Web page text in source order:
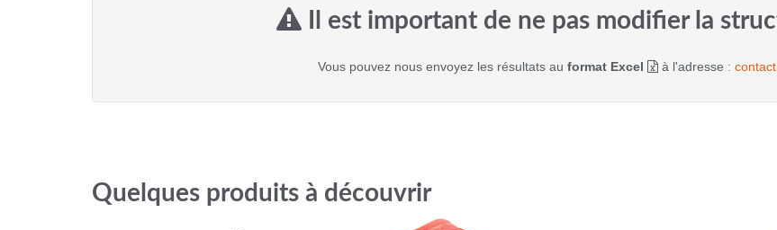
Il est important de ne pas modifier la
Vous pouvez nous envoyez les résultats au format Excel à l'adresse :
Quelques produits à découvrir